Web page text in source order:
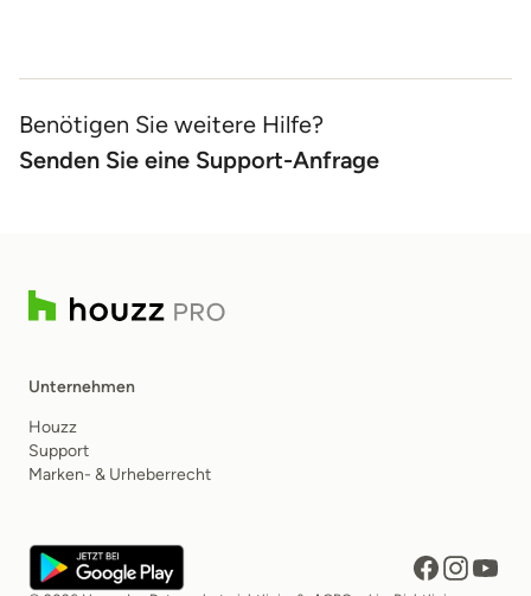
Benötigen Sie weitere Hilfe?
Senden Sie eine Support-Anfrage
Unternehmen
Houzz
Support
Marken- & Urheberrecht